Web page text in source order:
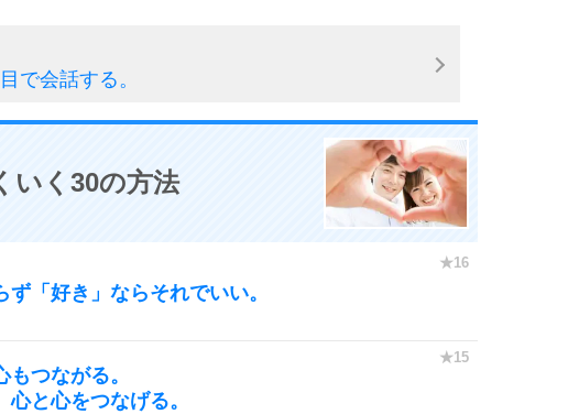
で会話する。
いく30の方法
ず「好き」ならそれでいい。
つながる。
と心をつなげる。